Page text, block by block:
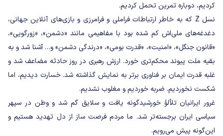
کردیم، دوباره تمرین تحمل کردیم.
نسل Z که به خاطر ارتباطات فراملی و فرامرزی و بازی‌های آنلاین جهانی،
دغدغه‌های ملی‌اش کم شده بود با مفاهیمی مانند «دشمن»، «زورگویی»،
«قانون جنگل»، «امنیت»، «قدرت بومی»، «درندگی دشمن» و… آشنا شد و به
بقیه ملت پیوند محکم‌تری خورد. ارزش رهبری در روز حادثه مضاعف شد و
غلبه قدرت ایمان بر فناوری برتر به نمایش گذاشته شد. خسارت دیدیم، اما
شکست نخوردیم. ضربه خوردیم و مغلوب نشدیم.
غرور ایرانیان تلألؤ خورشیدگونه یافت و سلایق گم شد و وطن در سپهر
سیاسی ایران برجسته‌تر شد. ما مردم فرصت ساز از دل تهدید هستیم و
این‌گونه پیش می‌رویم.